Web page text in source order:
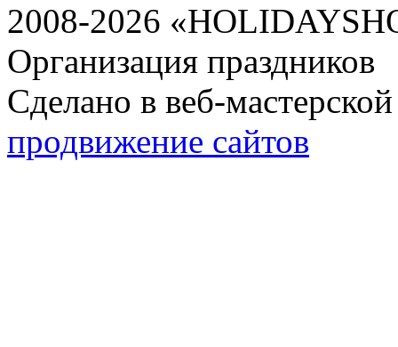
2008-2026
Организация праздников
Сделано в веб-
продвижение сайтов